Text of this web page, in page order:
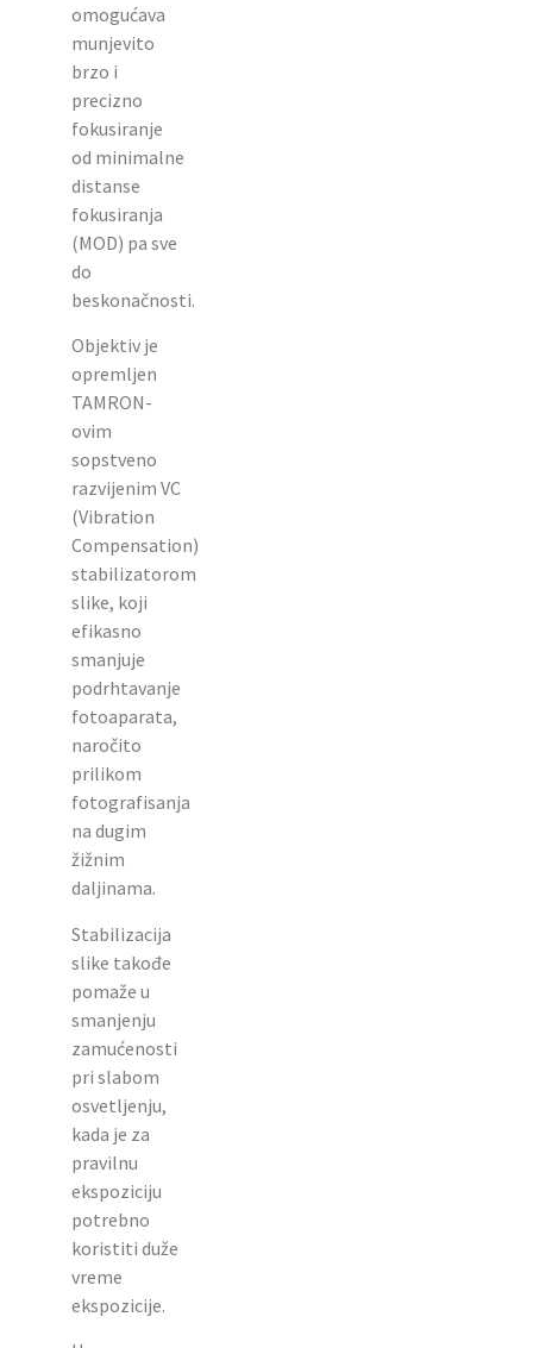
omogućava
munjevito
brzo i
precizno
fokusiranje
od minimalne
distanse
fokusiranja
(MOD) pa sve
do
beskonačnosti.
Objektiv je
opremljen
TAMRON-
ovim
sopstveno
razvijenim VC
(Vibration
Compensation)
stabilizatorom
slike, koji
efikasno
smanjuje
podrhtavanje
fotoaparata,
naročito
prilikom
fotografisanja
na dugim
žižnim
daljinama.
Stabilizacija
slike takođe
pomaže u
smanjenju
zamućenosti
pri slabom
osvetljenju,
kada je za
pravilnu
ekspoziciju
potrebno
koristiti duže
vreme
ekspozicije.